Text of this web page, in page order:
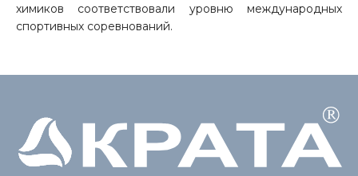
химиков соответствовали уровню международных
спортивных соревнований.